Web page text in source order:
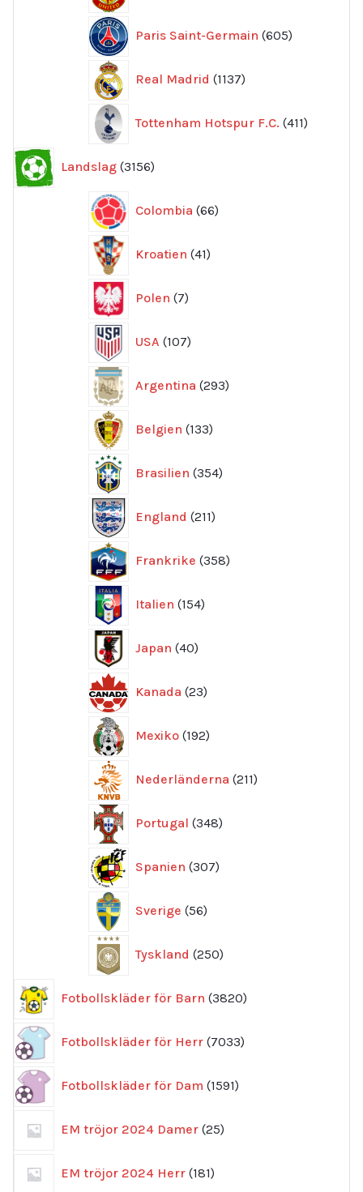
Paris Saint-Germain 605
produkter
Real Madrid 1137
produkter
Tottenham Hotspur F.C. 411
produkter
Landslag 3156
produkter
Colombia 66
produkter
Kroatien 41
produkter
Polen 7
produkter
USA 107
produkter
Argentina 293
produkter
Belgien 133
produkter
Brasilien 354
produkter
England 211
produkter
Frankrike 358
produkter
Italien 154
produkter
Japan 40
produkter
Kanada 23
produkter
Mexiko 192
produkter
Nederländerna 211
produkter
Portugal 348
produkter
Spanien 307
produkter
Sverige 56
produkter
Tyskland 250
produkter
Fotbollskläder för Barn 3820
produkter
Fotbollskläder för Herr 7033
produkter
Fotbollskläder för Dam 1591
produkter
EM tröjor 2024 Damer 25
produkter
EM tröjor 2024 Herr 181
produkter